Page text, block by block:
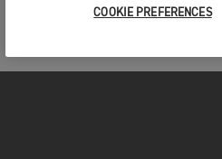
COOKIE PREFERENCES